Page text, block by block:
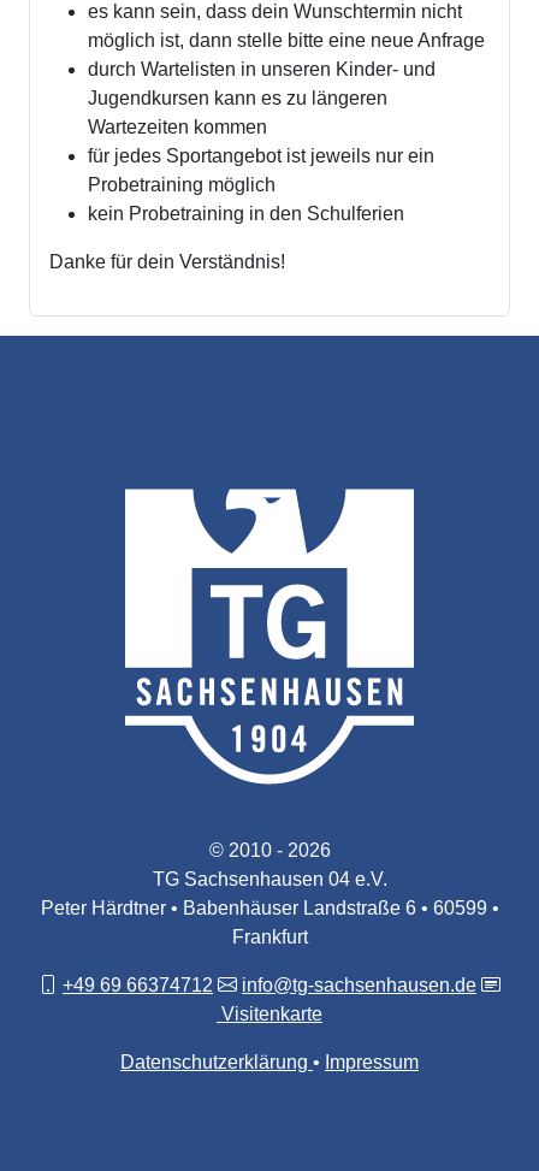
es kann sein, dass dein Wunschtermin nicht
möglich ist, dann stelle bitte eine neue Anfrage
durch Wartelisten in unseren Kinder- und
Jugendkursen kann es zu längeren
Wartezeiten kommen
für jedes Sportangebot ist jeweils nur ein
Probetraining möglich
kein Probetraining in den Schulferien
Danke für dein Verständnis!
© 2010 - 2026
TG Sachsenhausen 04 e.V.
Peter Härdtner • Babenhäuser Landstraße 6 • 60599 •
Frankfurt
+49 69 66374712
info@tg-sachsenhausen.de
Visitenkarte
Datenschutzerklärung Impressum